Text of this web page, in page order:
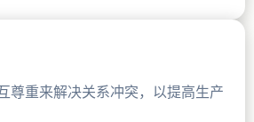
尊重来解决关系冲突，以提高生产